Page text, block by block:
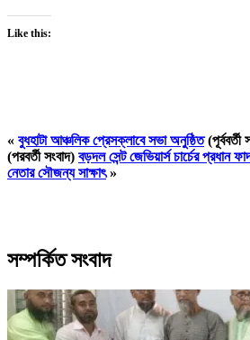
Like this:
« বুধহাটা আঞ্চলিক প্রেসক্লাবে সভা অনুষ্ঠিত(পূর্ববর্তী
(পরবর্তী সংবাদ) বড়দল সেন্ট জেভিয়ার্স চার্চের প্রধান
নেতার সৌজন্য সাক্ষাৎ»
সম্পর্কিত সংবাদ